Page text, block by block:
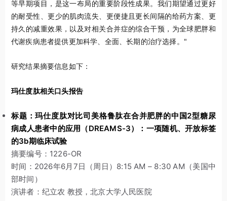
等早期项目，是这一布局的重要阶段性成果。我们期望通过更好
的耐受性、更少的肌肉流失、更便捷且更长间隔的给药方案、更
持久的减重效果，以及对相关合并症的综合干预，为全球肥胖和
代谢疾病患者提供更加科学、全面、长期的治疗选择。"
研究结果摘要信息如下：
玛仕度肽相关口头报告
标题：玛仕度肽对比司美格鲁肽在合并肥胖的中国2型糖尿
病成人患者中的应用（DREAMS-3）：一项随机、开放标签
的3b期临床试验
摘要编号：1226-OR
时间：2026年6月7日（周日）8:15 AM – 8:30 AM（美国中
部时间）
演讲者：纪立农 教授，北京大学人民医院